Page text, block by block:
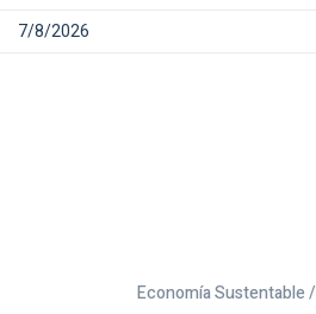
7/8/2026
Economía Sustentable /